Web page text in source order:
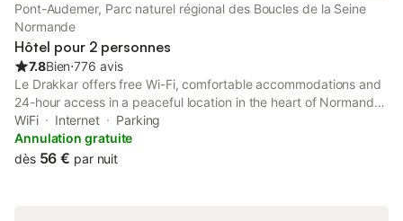
Pont-Audemer, Parc naturel régional des Boucles de la Seine
Normande
Hôtel pour 2 personnes
7.8Bien⋅776 avis
Le Drakkar offers free Wi-Fi, comfortable accommodations and
24-hour access in a peaceful location in the heart of Normandy.
Rooms are equipped with a large flat-screen TV. They also
include a bathroom with a bathtub and hairdryer.
WiFi Internet
Parking
Annulation gratuite
dès 56 € par nuit